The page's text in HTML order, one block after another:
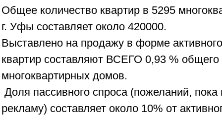
Общее количество квартир в 5295
г. Уфы составляет около 420000.
Выставлено на продажу в форме
квартир составляют ВСЕГО 0,93 %
многоквартирных домов.
Доля пассивного спроса (пожеланий,
рекламу) составляет около 10% от